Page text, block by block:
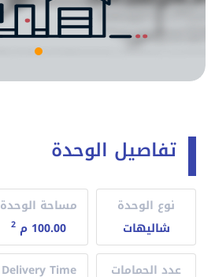
تفاصيل الوحدة
نوع الوحدة
شاليهات
مساحة الوحدة
100.00 م
2
عدد الحمامات
Delivery Time